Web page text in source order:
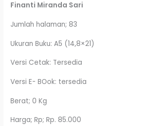
Finanti Miranda Sari
Jumlah halaman; 83
Ukuran Buku: A5 (14,8×21)
Versi Cetak: Tersedia
Versi E- BOok: tersedia
Berat; 0 Kg
Harga; Rp; Rp. 85.000